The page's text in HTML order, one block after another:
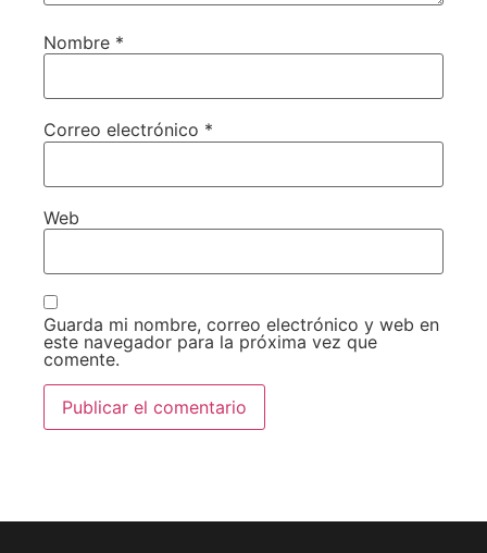
Nombre *
Correo electrónico *
Web
Guarda mi nombre, correo electrónico y web en
este navegador para la próxima vez que
comente.